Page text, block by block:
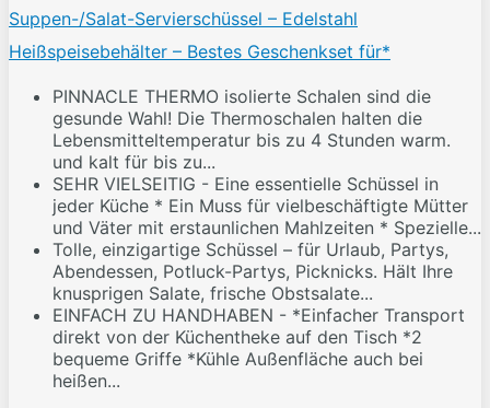
Suppen-/Salat-Servierschüssel – Edelstahl
Heißspeisebehälter – Bestes Geschenkset für*
PINNACLE THERMO isolierte Schalen sind die
gesunde Wahl! Die Thermoschalen halten die
Lebensmitteltemperatur bis zu 4 Stunden warm.
und kalt für bis zu...
SEHR VIELSEITIG - Eine essentielle Schüssel in
jeder Küche * Ein Muss für vielbeschäftigte Mütter
und Väter mit erstaunlichen Mahlzeiten * Spezielle...
Tolle, einzigartige Schüssel – für Urlaub, Partys,
Abendessen, Potluck-Partys, Picknicks. Hält Ihre
knusprigen Salate, frische Obstsalate...
EINFACH ZU HANDHABEN - *Einfacher Transport
direkt von der Küchentheke auf den Tisch *2
bequeme Griffe *Kühle Außenfläche auch bei
heißen...